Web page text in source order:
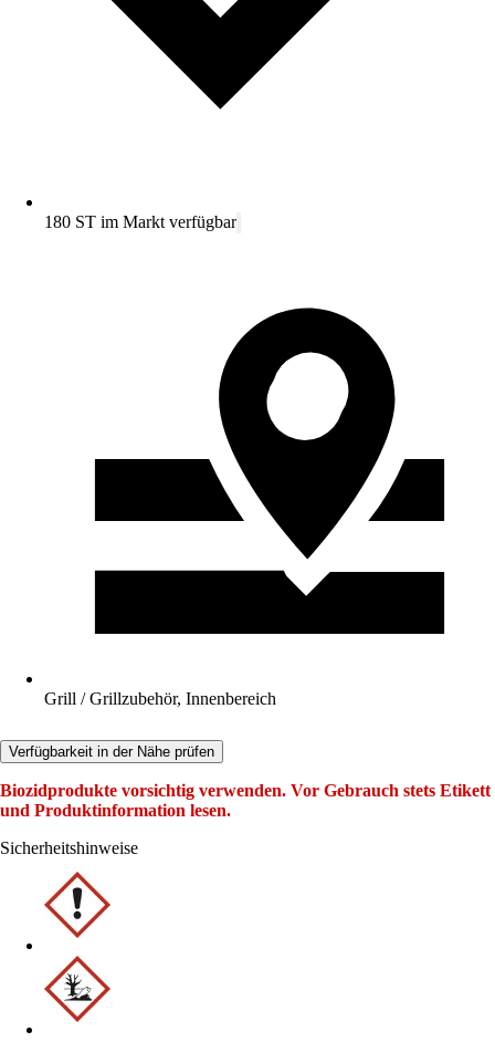
180 ST im Markt verfügbar
Grill / Grillzubehör, Innenbereich
Verfügbarkeit in der Nähe prüfen
Biozidprodukte vorsichtig verwenden. Vor Gebrauch stets Etikett
und Produktinformation lesen.
Sicherheitshinweise